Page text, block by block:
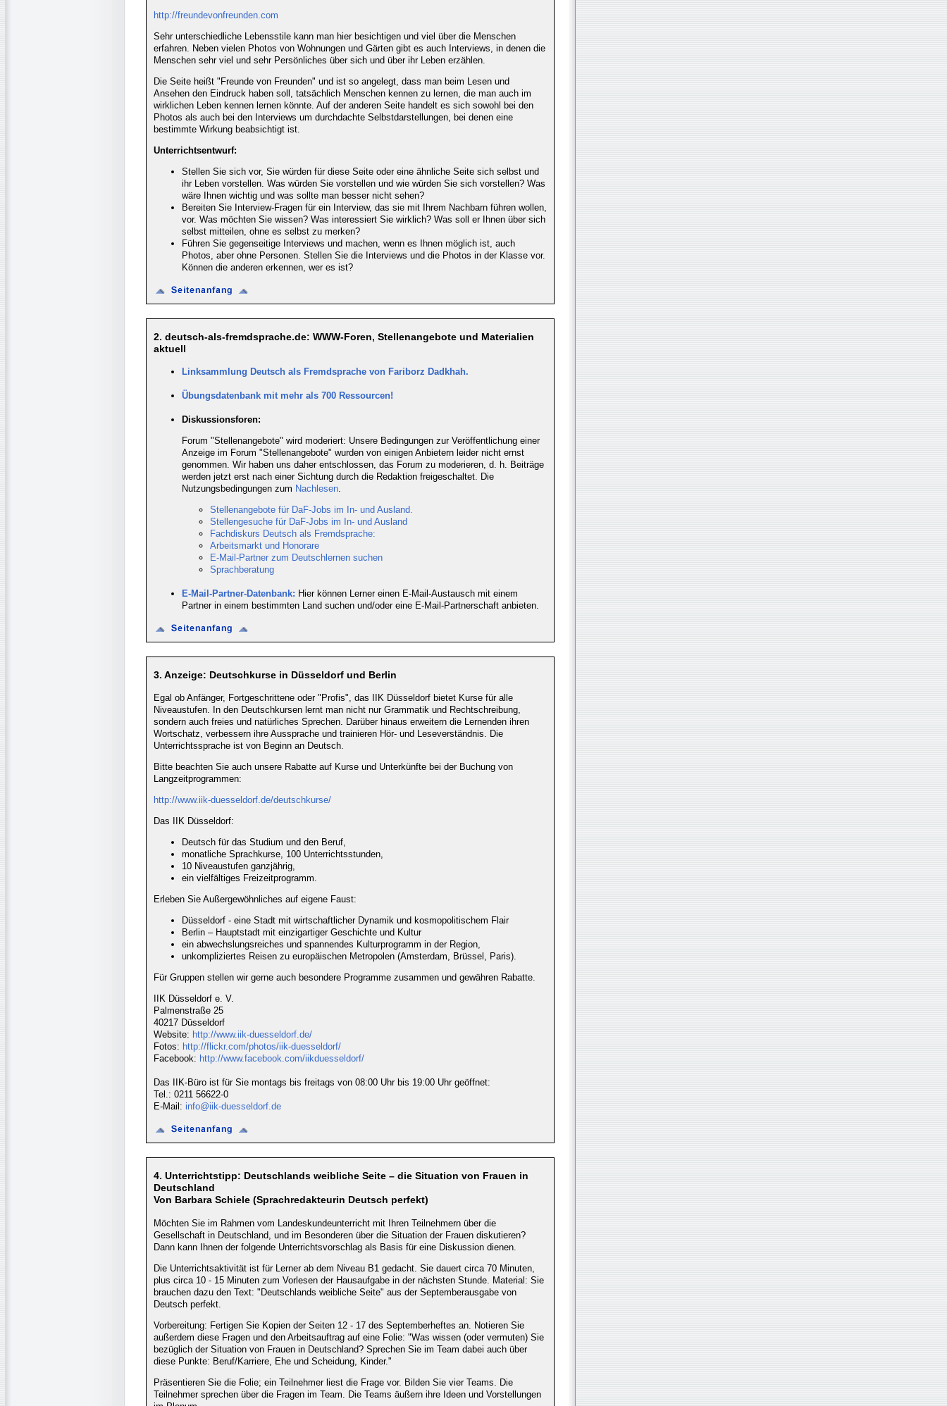
http://freundevonfreunden.com
Sehr unterschiedliche Lebensstile kann man hier besichtigen und viel über die Menschen
erfahren. Neben vielen Photos von Wohnungen und Gärten gibt es auch Interviews, in denen die
Menschen sehr viel und sehr Persönliches über sich und über ihr Leben erzählen.
Die Seite heißt "Freunde von Freunden" und ist so angelegt, dass man beim Lesen und
Ansehen den Eindruck haben soll, tatsächlich Menschen kennen zu lernen, die man auch im
wirklichen Leben kennen lernen könnte. Auf der anderen Seite handelt es sich sowohl bei den
Photos als auch bei den Interviews um durchdachte Selbstdarstellungen, bei denen eine
bestimmte Wirkung beabsichtigt ist.
Unterrichtsentwurf:
Stellen Sie sich vor, Sie würden für diese Seite oder eine ähnliche Seite sich selbst und
ihr Leben vorstellen. Was würden Sie vorstellen und wie würden Sie sich vorstellen? Was
wäre Ihnen wichtig und was sollte man besser nicht sehen?
Bereiten Sie Interview-Fragen für ein Interview, das sie mit Ihrem Nachbarn führen wollen,
vor. Was möchten Sie wissen? Was interessiert Sie wirklich? Was soll er Ihnen über sich
selbst mitteilen, ohne es selbst zu merken?
Führen Sie gegenseitige Interviews und machen, wenn es Ihnen möglich ist, auch
Photos, aber ohne Personen. Stellen Sie die Interviews und die Photos in der Klasse vor.
Können die anderen erkennen, wer es ist?
2. deutsch-als-fremdsprache.de: WWW-Foren, Stellenangebote und Materialien
aktuell
Linksammlung Deutsch als Fremdsprache von Fariborz Dadkhah.
Übungsdatenbank mit mehr als 700 Ressourcen!
Diskussionsforen:
Forum "Stellenangebote" wird moderiert: Unsere Bedingungen zur Veröffentlichung einer
Anzeige im Forum "Stellenangebote" wurden von einigen Anbietern leider nicht ernst
genommen. Wir haben uns daher entschlossen, das Forum zu moderieren, d. h. Beiträge
werden jetzt erst nach einer Sichtung durch die Redaktion freigeschaltet. Die
Nutzungsbedingungen zum Nachlesen
Stellenangebote für DaF-Jobs im In- und Ausland.
Stellengesuche für DaF-Jobs im In- und Ausland
Fachdiskurs Deutsch als Fremdsprache:
Arbeitsmarkt und Honorare
E-Mail-Partner zum Deutschlernen suchen
Sprachberatung
E-Mail-Partner-Datenbank: Hier können Lerner einen E-Mail-Austausch mit einem
Partner in einem bestimmten Land suchen und/oder eine E-Mail-Partnerschaft anbieten.
3. Anzeige: Deutschkurse in Düsseldorf und Berlin
Egal ob Anfänger, Fortgeschrittene oder "Profis", das IIK Düsseldorf bietet Kurse für alle
Niveaustufen. In den Deutschkursen lernt man nicht nur Grammatik und Rechtschreibung,
sondern auch freies und natürliches Sprechen. Darüber hinaus erweitern die Lernenden ihren
Wortschatz, verbessern ihre Aussprache und trainieren Hör- und Leseverständnis. Die
Unterrichtssprache ist von Beginn an Deutsch.
Bitte beachten Sie auch unsere Rabatte auf Kurse und Unterkünfte bei der Buchung von
Langzeitprogrammen:
http://www.iik-duesseldorf.de/deutschkurse/
Das IIK Düsseldorf:
Deutsch für das Studium und den Beruf,
monatliche Sprachkurse, 100 Unterrichtsstunden,
10 Niveaustufen ganzjährig,
ein vielfältiges Freizeitprogramm.
Erleben Sie Außergewöhnliches auf eigene Faust:
Düsseldorf - eine Stadt mit wirtschaftlicher Dynamik und kosmopolitischem Flair
Berlin – Hauptstadt mit einzigartiger Geschichte und Kultur
ein abwechslungsreiches und spannendes Kulturprogramm in der Region,
unkompliziertes Reisen zu europäischen Metropolen (Amsterdam, Brüssel, Paris).
Für Gruppen stellen wir gerne auch besondere Programme zusammen und gewähren Rabatte.
IIK Düsseldorf e. V.
Palmenstraße 25
40217 Düsseldorf
Website: http://www.iik-duesseldorf.de/
Fotos: http://flickr.com/photos/iik-duesseldorf/
Facebook: http://www.facebook.com/iikduesseldorf/
Das IIK-Büro ist für Sie montags bis freitags von 08:00 Uhr bis 19:00 Uhr geöffnet:
Tel.: 0211 56622-0
E-Mail: info@iik-duesseldorf.de
4. Unterrichtstipp: Deutschlands weibliche Seite – die Situation von Frauen in
Deutschland
Von Barbara Schiele (Sprachredakteurin Deutsch perfekt)
Möchten Sie im Rahmen vom Landeskundeunterricht mit Ihren Teilnehmern über die
Gesellschaft in Deutschland, und im Besonderen über die Situation der Frauen diskutieren?
Dann kann Ihnen der folgende Unterrichtsvorschlag als Basis für eine Diskussion dienen.
Die Unterrichtsaktivität ist für Lerner ab dem Niveau B1 gedacht. Sie dauert circa 70 Minuten,
plus circa 10 - 15 Minuten zum Vorlesen der Hausaufgabe in der nächsten Stunde. Material: Sie
brauchen dazu den Text: "Deutschlands weibliche Seite" aus der Septemberausgabe von
Deutsch perfekt.
Vorbereitung: Fertigen Sie Kopien der Seiten 12 - 17 des Septemberheftes an. Notieren Sie
außerdem diese Fragen und den Arbeitsauftrag auf eine Folie: "Was wissen (oder vermuten) Sie
bezüglich der Situation von Frauen in Deutschland? Sprechen Sie im Team dabei auch über
diese Punkte: Beruf/Karriere, Ehe und Scheidung, Kinder."
Präsentieren Sie die Folie; ein Teilnehmer liest die Frage vor. Bilden Sie vier Teams. Die
Teilnehmer sprechen über die Fragen im Team. Die Teams äußern ihre Ideen und Vorstellungen